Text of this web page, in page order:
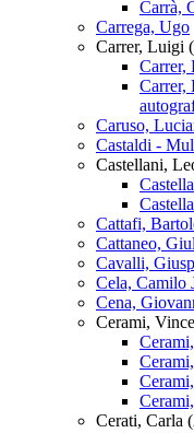
Carrà,
Carrega, Ugo
Carrer, Luigi
Carrer,
Carrer,
Caruso,
Castaldi -
Castellani,
Cattafi,
Cattaneo,
Cavalli,
Cela, Camilo
Cena,
Cerami,
Cerati, Carla